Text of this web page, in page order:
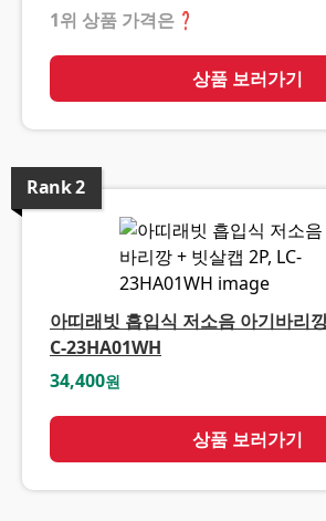
1위 상품 가격은 ❓
상품 보러가기
Rank2
아띠래빗 흡입식 저소음 아기바리
C-23HA01WH
34,400원
상품 보러가기